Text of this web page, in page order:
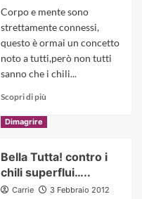
Corpo e mente sono
strettamente connessi,
questo è ormai un concetto
noto a tutti,però non tutti
sanno che i chili...
Scopri di piùRead
emozioni
influenzano
il
Dimagrire
Bella Tutta! contro i
chili superflui…..
Carrie 3 Febbraio 2012